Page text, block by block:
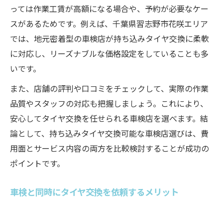
っては作業工賃が高額になる場合や、予約が必要なケー
スがあるためです。例えば、千葉県習志野市花咲エリア
では、地元密着型の車検店が持ち込みタイヤ交換に柔軟
に対応し、リーズナブルな価格設定をしていることも多
いです。
また、店舗の評判や口コミをチェックして、実際の作業
品質やスタッフの対応も把握しましょう。これにより、
安心してタイヤ交換を任せられる車検店を選べます。結
論として、持ち込みタイヤ交換可能な車検店選びは、費
用面とサービス内容の両方を比較検討することが成功の
ポイントです。
車検と同時にタイヤ交換を依頼するメリット